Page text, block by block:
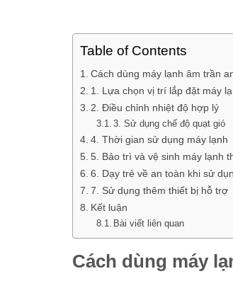
Table of Contents
Cách dùng máy lạnh âm trần
1. Lựa chọn vị trí lắp đặt máy
2. Điều chỉnh nhiệt độ hợp lý
3. Sử dụng chế độ quạt gió
4. Thời gian sử dụng máy lạnh
5. Bảo trì và vệ sinh máy lạnh
6. Dạy trẻ về an toàn khi sử
7. Sử dụng thêm thiết bị hỗ trợ
Kết luận
Bài viết liên quan
Cách dùng máy